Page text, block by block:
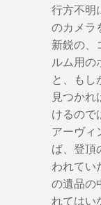
行方不明
のカメラ
新鋭の、
ルム用の
と、も
見つか
けるので
アーヴィ
ば、登頂
われてい
の遺品の
れてはい